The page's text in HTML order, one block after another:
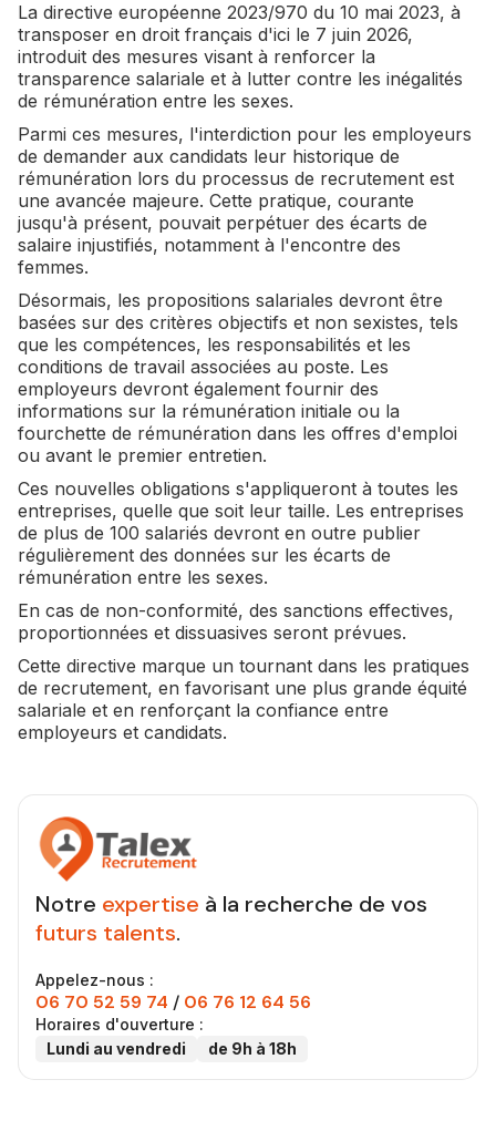
Notre expertise à la recherche de vos
futurs talents.
Appelez-nous :
06 70 52 59 74 / 06 76 12 64 56
Horaires d'ouverture :
Lundi au vendredi
de 9h à 18h
La directive européenne 2023/970 du 10 mai 2023, à
transposer en droit français d'ici le 7 juin 2026,
introduit des mesures visant à renforcer la
transparence salariale et à lutter contre les inégalités
de rémunération entre les sexes.
Parmi ces mesures, l'interdiction pour les employeurs
de demander aux candidats leur historique de
rémunération lors du processus de recrutement est
une avancée majeure. Cette pratique, courante
jusqu'à présent, pouvait perpétuer des écarts de
salaire injustifiés, notamment à l'encontre des
femmes.
Désormais, les propositions salariales devront être
basées sur des critères objectifs et non sexistes, tels
que les compétences, les responsabilités et les
conditions de travail associées au poste. Les
employeurs devront également fournir des
informations sur la rémunération initiale ou la
fourchette de rémunération dans les offres d'emploi
ou avant le premier entretien.
Ces nouvelles obligations s'appliqueront à toutes les
entreprises, quelle que soit leur taille. Les entreprises
de plus de 100 salariés devront en outre publier
régulièrement des données sur les écarts de
rémunération entre les sexes.
En cas de non-conformité, des sanctions effectives,
proportionnées et dissuasives seront prévues.
Cette directive marque un tournant dans les pratiques
de recrutement, en favorisant une plus grande équité
salariale et en renforçant la confiance entre
employeurs et candidats.